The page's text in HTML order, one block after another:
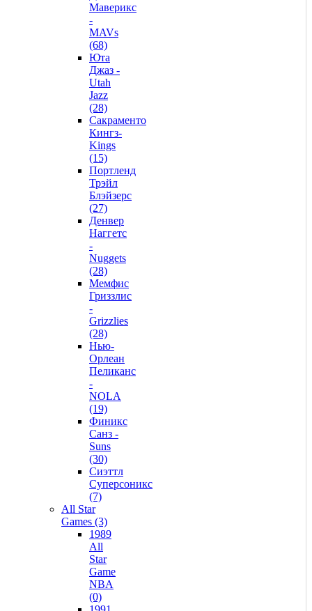
Маверикс
-
MAVs
(68)
Юта
Джаз -
Utah
Jazz
(28)
Сакраменто
Кингз-
Kings
(15)
Портленд
Трэйл
Блэйзерс
(27)
Денвер
Наггетс
-
Nuggets
(28)
Мемфис
Гриззлис
-
Grizzlies
(28)
Нью-
Орлеан
Пеликанс
-
NOLA
(19)
Финикс
Санз -
Suns
(30)
Сиэттл
Суперсоникс
(7)
All Star
Games (3)
1989
All
Star
Game
NBA
(0)